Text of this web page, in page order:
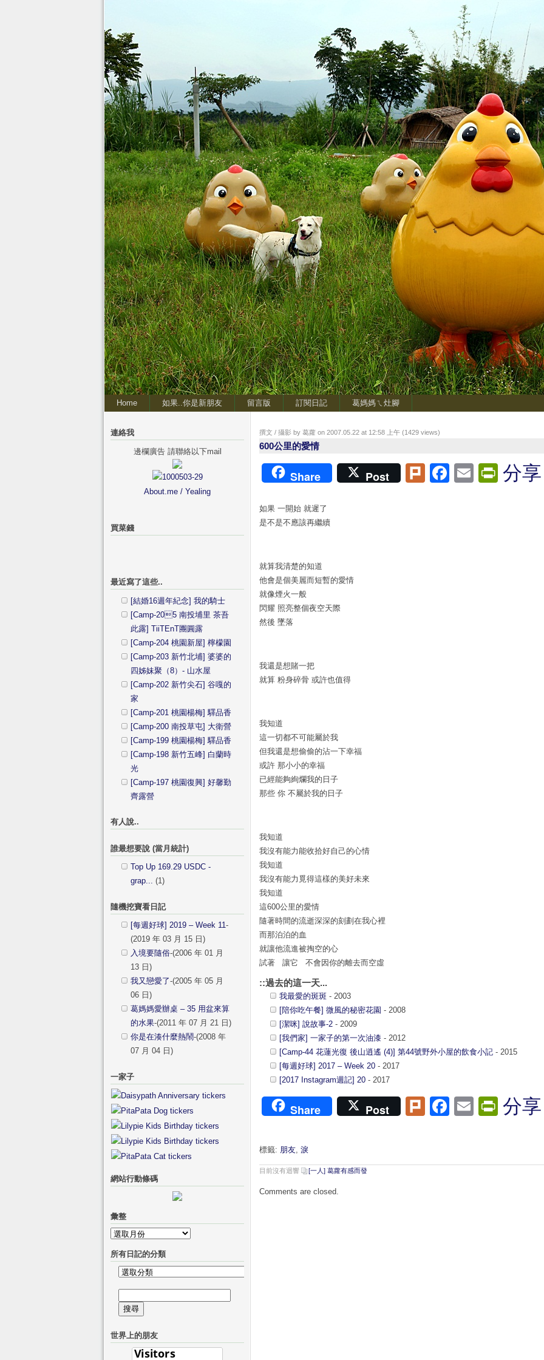
Home 如果..你是新朋友 留言版 訂閱日記 葛媽媽ㄟ灶腳
撰文 / 攝影 by 葛蘿 on 2007.05.22 at 12:58 上午 (1429 views)
600公里的愛情
Share Post PlurkFacebook
Email分享
如果 一開始 就遲了
是不是不應該再繼續
就算我清楚的知道
他會是個美麗而短暫的愛情
就像煙火一般
閃耀 照亮整個夜空天際
然後 墜落
我還是想賭一把
就算 粉身碎骨 或許也值得
我知道
這一切都不可能屬於我
但我還是想偷偷的沾一下幸福
或許 那小小的幸福
已經能夠絢爛我的日子
那些 你 不屬於我的日子
我知道
我沒有能力能收拾好自己的心情
我知道
我沒有能力覓得這樣的美好未來
我知道
這600公里的愛情
隨著時間的流逝深深的刻劃在我心裡
而那泊泊的血
就讓他流進被掏空的心
試著 讓它 不會因你的離去而空虛
::過去的這一天...
我最愛的斑斑 - 2003
[陪你吃午餐] 微風的秘密花園 - 2008
[潔咪] 說故事-2 - 2009
[我們家] 一家子的第一次油漆 - 2012
[Camp-44 花蓮光復 後山逍遙 (4)] 第44號野外小屋的飲食小記 - 2015
[每週好球] 2017 – Week 20 - 2017
[2017 Instagram週記] 20 - 2017
Share Post PlurkFacebook
Email分享
標籤: 朋友, 淚
目前沒有迴響 [一人] 葛蘿有感而發
Comments are closed.
連絡我
邊欄廣告 請聯絡以下mail
About.me / Yealing
買菜錢
最近寫了這些..
[結婚16週年紀念] 我的騎士
[Camp-205 南投埔里 茶吾
此露] TiiTEnT團圓露
[Camp-204 桃園新屋] 檸檬園
[Camp-203 新竹北埔] 婆婆的
四姊妹聚（8）- 山水屋
[Camp-202 新竹尖石] 谷嘎的
家
[Camp-201 桃園楊梅] 驛品香
[Camp-200 南投草屯] 大衛營
[Camp-199 桃園楊梅] 驛品香
[Camp-198 新竹五峰] 白蘭時
光
[Camp-197 桃園復興] 好馨勤
齊露營
有人說..
誰最想要說 (當月統計)
Top Up 169.29 USDC -
grap... (1)
隨機挖寶看日記
[每週好球] 2019 – Week 11-
(2019 年 03 月 15 日)
入境要隨俗-(2006 年 01 月
13 日)
我又戀愛了-(2005 年 05 月
06 日)
葛媽媽愛辦桌 – 35 用盆來算
的水果-(2011 年 07 月 21 日)
你是在湊什麼熱鬧-(2008 年
07 月 04 日)
一家子
網站行動條碼
彙整
彙
整
所有日記的分類
所
日
記
分
尋
鍵
世界上的朋友